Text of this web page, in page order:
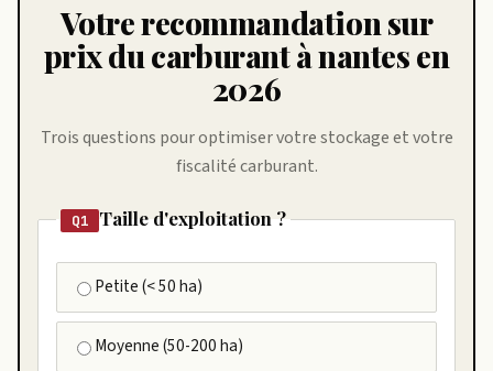
Votre recommandation sur
prix du carburant à nantes en
2026
Trois questions pour optimiser votre stockage et votre
fiscalité carburant.
Q1 Taille d'exploitation ?
Petite (< 50 ha)
Moyenne (50-200 ha)